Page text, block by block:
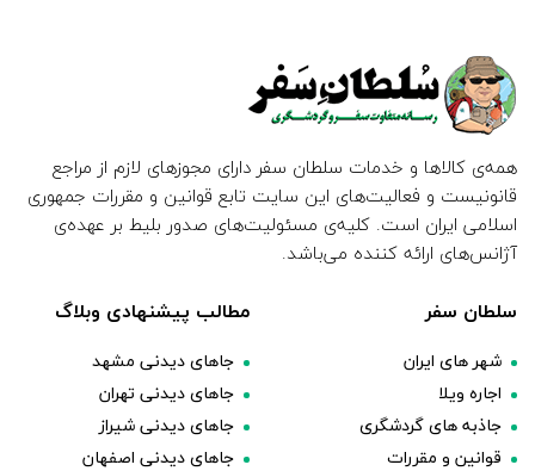
همه‌ی کالاها و خدمات سلطان سفر دارای مجوزهای لازم از مراجع
قانونیست و فعالیت‌های این سایت تابع قوانین و مقررات جمهوری
اسلامی ایران است. کلیه‌ی مسئولیت‌های صدور بلیط بر عهده‌ی
آژانس‌های ارائه کننده می‌باشد.
سلطان سفر
شهر های ایران
اجاره ویلا
جاذبه های گردشگری
قوانین و مقررات
مطالب پیشنهادی وبلاگ
جاهای دیدنی مشهد
جاهای دیدنی تهران
جاهای دیدنی شیراز
جاهای دیدنی اصفهان